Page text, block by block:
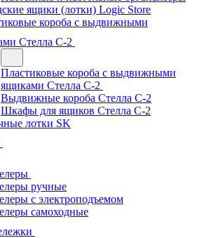
ящики (лотки) Logiс Store
короба с выдвижными
Стелла С-2
Пластиковые короба с выдвижными
ящиками Стелла С-2
Выдвижные короба Стелла С-2
Шкафы для ящиков Стелла С-2
лотки SK
ручные
с электроподъемом
самоходные